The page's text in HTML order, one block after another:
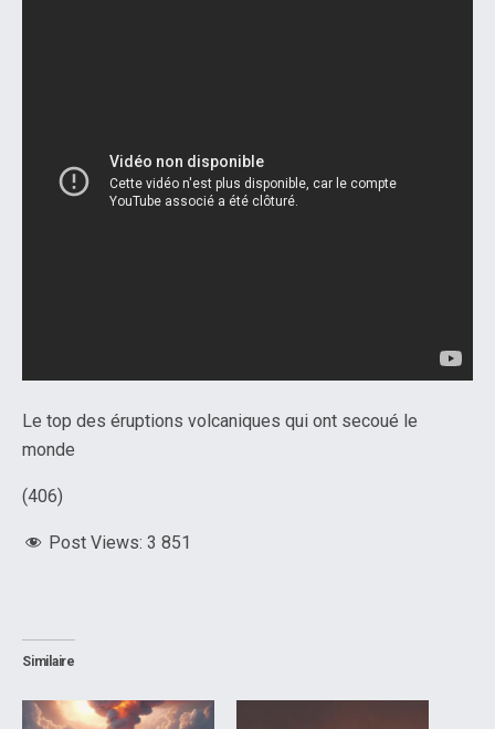
Le top des éruptions volcaniques qui ont secoué le
monde
(406)
Post Views: 3 851
Similaire